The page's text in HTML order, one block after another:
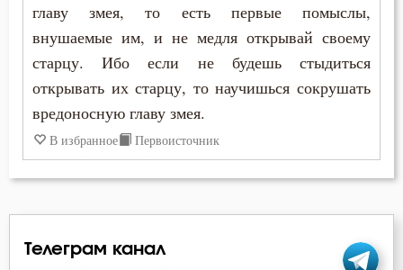
Мысли
Надежда
Оскорбление
Осуждение
главу змея, то есть первые помыслы,
внушаемые им, и не медля открывай своему
старцу. Ибо если не будешь стыдиться
открывать их старцу, то научишься сокрушать
вредоносную главу змея.
В избранное Первоисточник
Телеграм канал